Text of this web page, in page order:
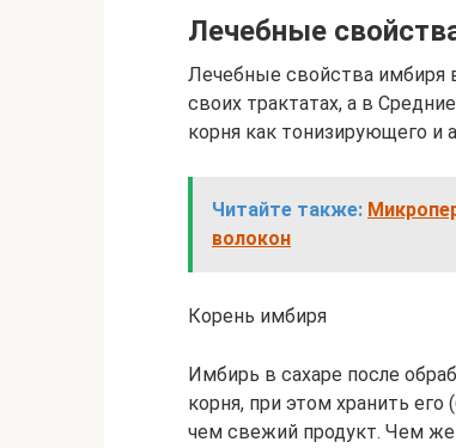
Лечебные
Лечебные свойства имбиря
своих трактатах, а в
корня как тонизирующего и
Читайте также:
волокон
Корень имбиря
Имбирь в сахаре после
корня, при этом хранить
чем свежий продукт. Чем же